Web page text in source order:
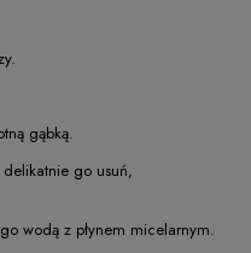
gąbką.
go usuń,
wodą z płynem micelarnym.